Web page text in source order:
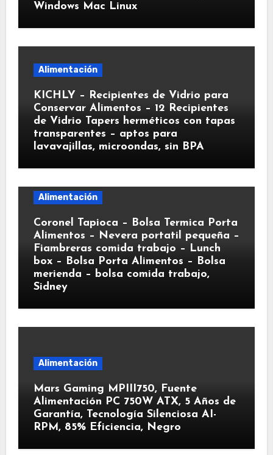
Windows Mac Linux
Alimentación
KICHLY – Recipientes de Vidrio para
Conservar Alimentos – 12 Recipientes
de Vidrio Tapers herméticos con tapas
transparentes – aptos para
lavavajillas, microondas, sin BPA
Alimentación
Coronel Tapioca – Bolsa Termica Porta
Alimentos – Nevera portatil pequeña –
Fiambreras comida trabajo – Lunch
box – Bolsa Porta Alimentos – Bolsa
merienda – bolsa comida trabajo,
Sidney
Alimentación
Mars Gaming MPIII750, Fuente
Alimentación PC 750W ATX, 5 Años de
Garantía, Tecnología Silenciosa AI-
RPM, 85% Eficiencia, Negro